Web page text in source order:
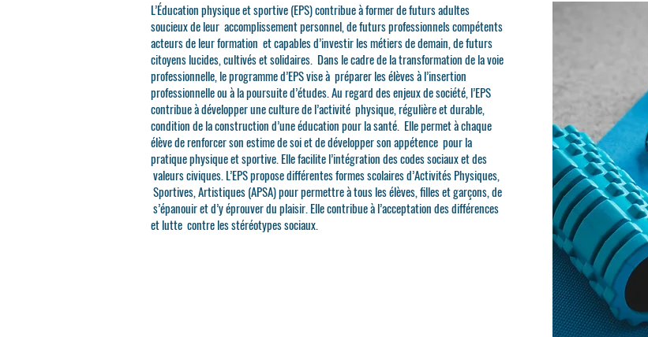
L’Éducation physique et sportive (EPS) contribue à former de futurs adultes
soucieux de leur accomplissement personnel, de futurs professionnels compétents
acteurs de leur formation et capables d’investir les métiers de demain, de futurs
citoyens lucides, cultivés et solidaires. Dans le cadre de la transformation de la voie
professionnelle, le programme d’EPS vise à préparer les élèves à l’insertion
professionnelle ou à la poursuite d’études. Au regard des enjeux de société, l’EPS
contribue à développer une culture de l’activité physique, régulière et durable,
condition de la construction d’une éducation pour la santé. Elle permet à chaque
élève de renforcer son estime de soi et de développer son appétence pour la
pratique physique et sportive. Elle facilite l’intégration des codes sociaux et des
valeurs civiques. L’EPS propose différentes formes scolaires d’Activités Physiques,
Sportives, Artistiques (APSA) pour permettre à tous les élèves, filles et garçons, de
s’épanouir et d’y éprouver du plaisir. Elle contribue à l’acceptation des différences
et lutte contre les stéréotypes sociaux.